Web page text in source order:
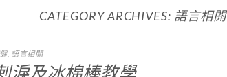
CATEGORY ARCHIVES: 語言相閞
, 語言相閞
淚及冰棉棒教學